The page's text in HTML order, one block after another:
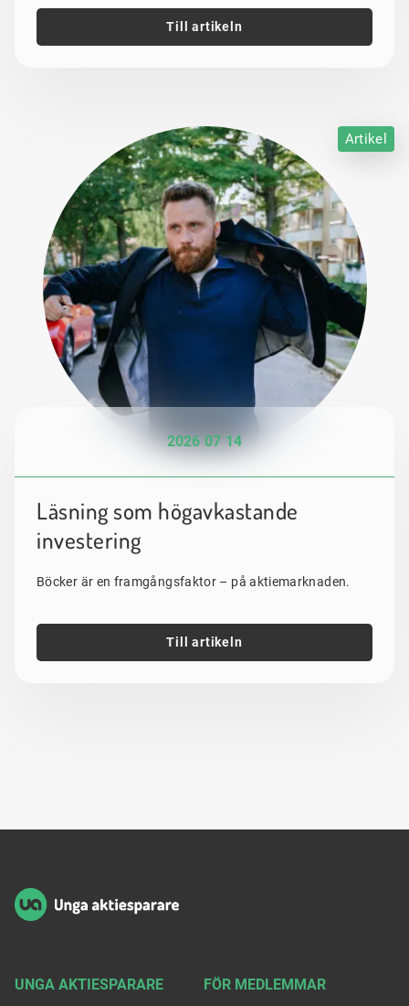
Till artikeln
Artikel
2026 07 14
Läsning som högavkastande
investering
Böcker är en framgångsfaktor – på aktiemarknaden.
Till artikeln
UNGA AKTIESPARARE
FÖR MEDLEMMAR